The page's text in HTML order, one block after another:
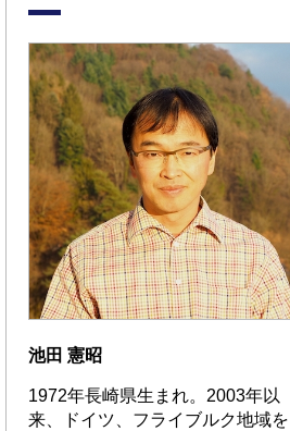
池田 憲昭
1972年長崎県生まれ。2003年以
来、ドイツ、フライブルク地域を